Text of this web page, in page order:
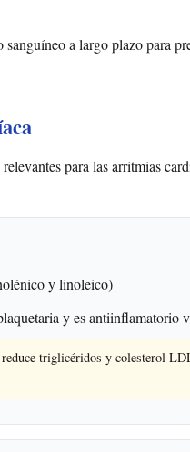
a largo plazo para
para las arritmias
y linoleico)
y es antiinflamatorio
triglicéridos y colesterol